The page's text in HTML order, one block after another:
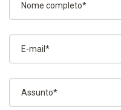
Nome completo*
E-mail*
Assunto*